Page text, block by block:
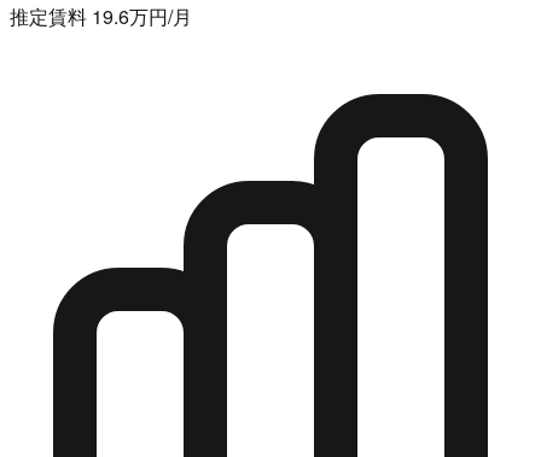
推定賃料 19.6万円/月